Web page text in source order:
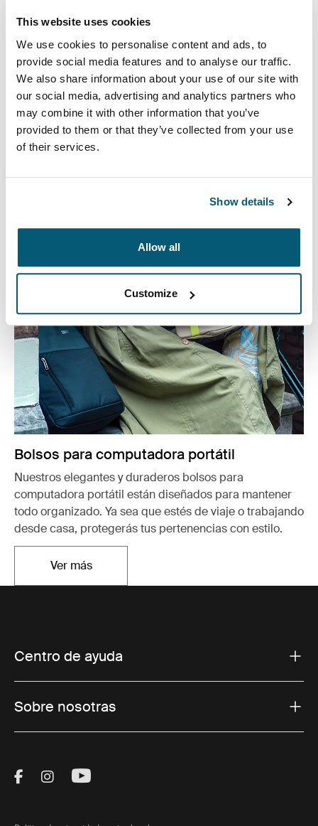
This website uses cookies
We use cookies to personalise content and ads, to
provide social media features and to analyse our traffic.
We also share information about your use of our site with
our social media, advertising and analytics partners who
may combine it with other information that you’ve
provided to them or that they’ve collected from your use
of their services.
Show details
Allow all
Customize
Estuches para tabletas
Protege tu tableta con un estuche para tableta que
y funciona como soporte para tableta.
Se abre en una nueva pestaña
Bolsos para computadora portátil
Nuestros elegantes y duraderos bolsos para
computadora portátil están diseñados para mantener
todo organizado. Ya sea que estés de viaje o trabajando
desde casa, protegerás tus pertenencias con estilo.
Ver másSe abre en una nueva pestaña
Centro de ayuda
Sobre nosotras
Visit Thule on Facebook (external link)
Visit Thule on Instagram (external link)
Visit Thule on Youtube (external